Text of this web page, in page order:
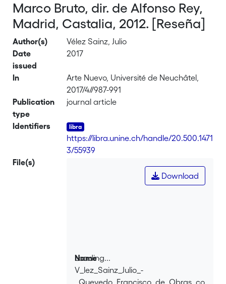
Marco Bruto, dir. de Alfonso Rey,
Madrid, Castalia, 2012. [Reseña]
Author(s)
Vélez Sainz, Julio
Date
issued
2017
In
Arte Nuevo, Université de Neuchâtel,
2017/4//987-991
Publication
type
journal article
Identifiers
https://libra.unine.ch/handle/20.500.1471
3/55939
File(s)
Loading...
Loading...
Download
Name
V_lez_Sainz_Julio_-
_Quevedo_Francisco_de_Obras_co